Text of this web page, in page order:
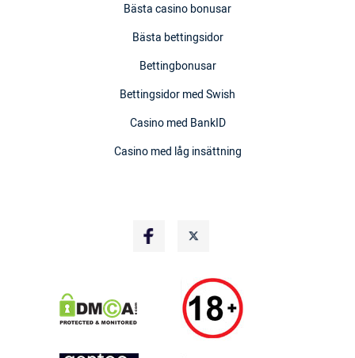
Bästa casino bonusar
Bästa bettingsidor
Bettingbonusar
Bettingsidor med Swish
Casino med BankID
Casino med låg insättning